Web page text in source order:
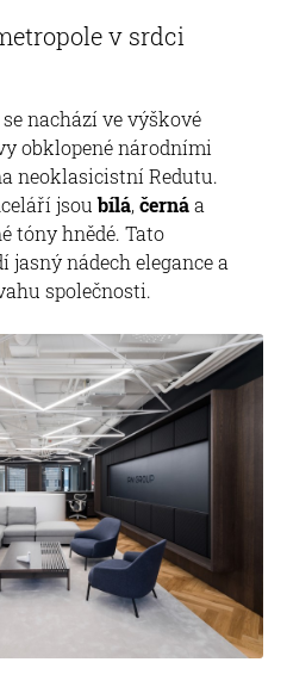
v srdci
nachází ve výškové
obklopené národními
neoklasicistní Redutu.
jsoubílá,černáa
tóny hnědé. Tato
nádech elegance a
společnosti.